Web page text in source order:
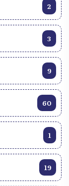
2
3
9
60
1
19